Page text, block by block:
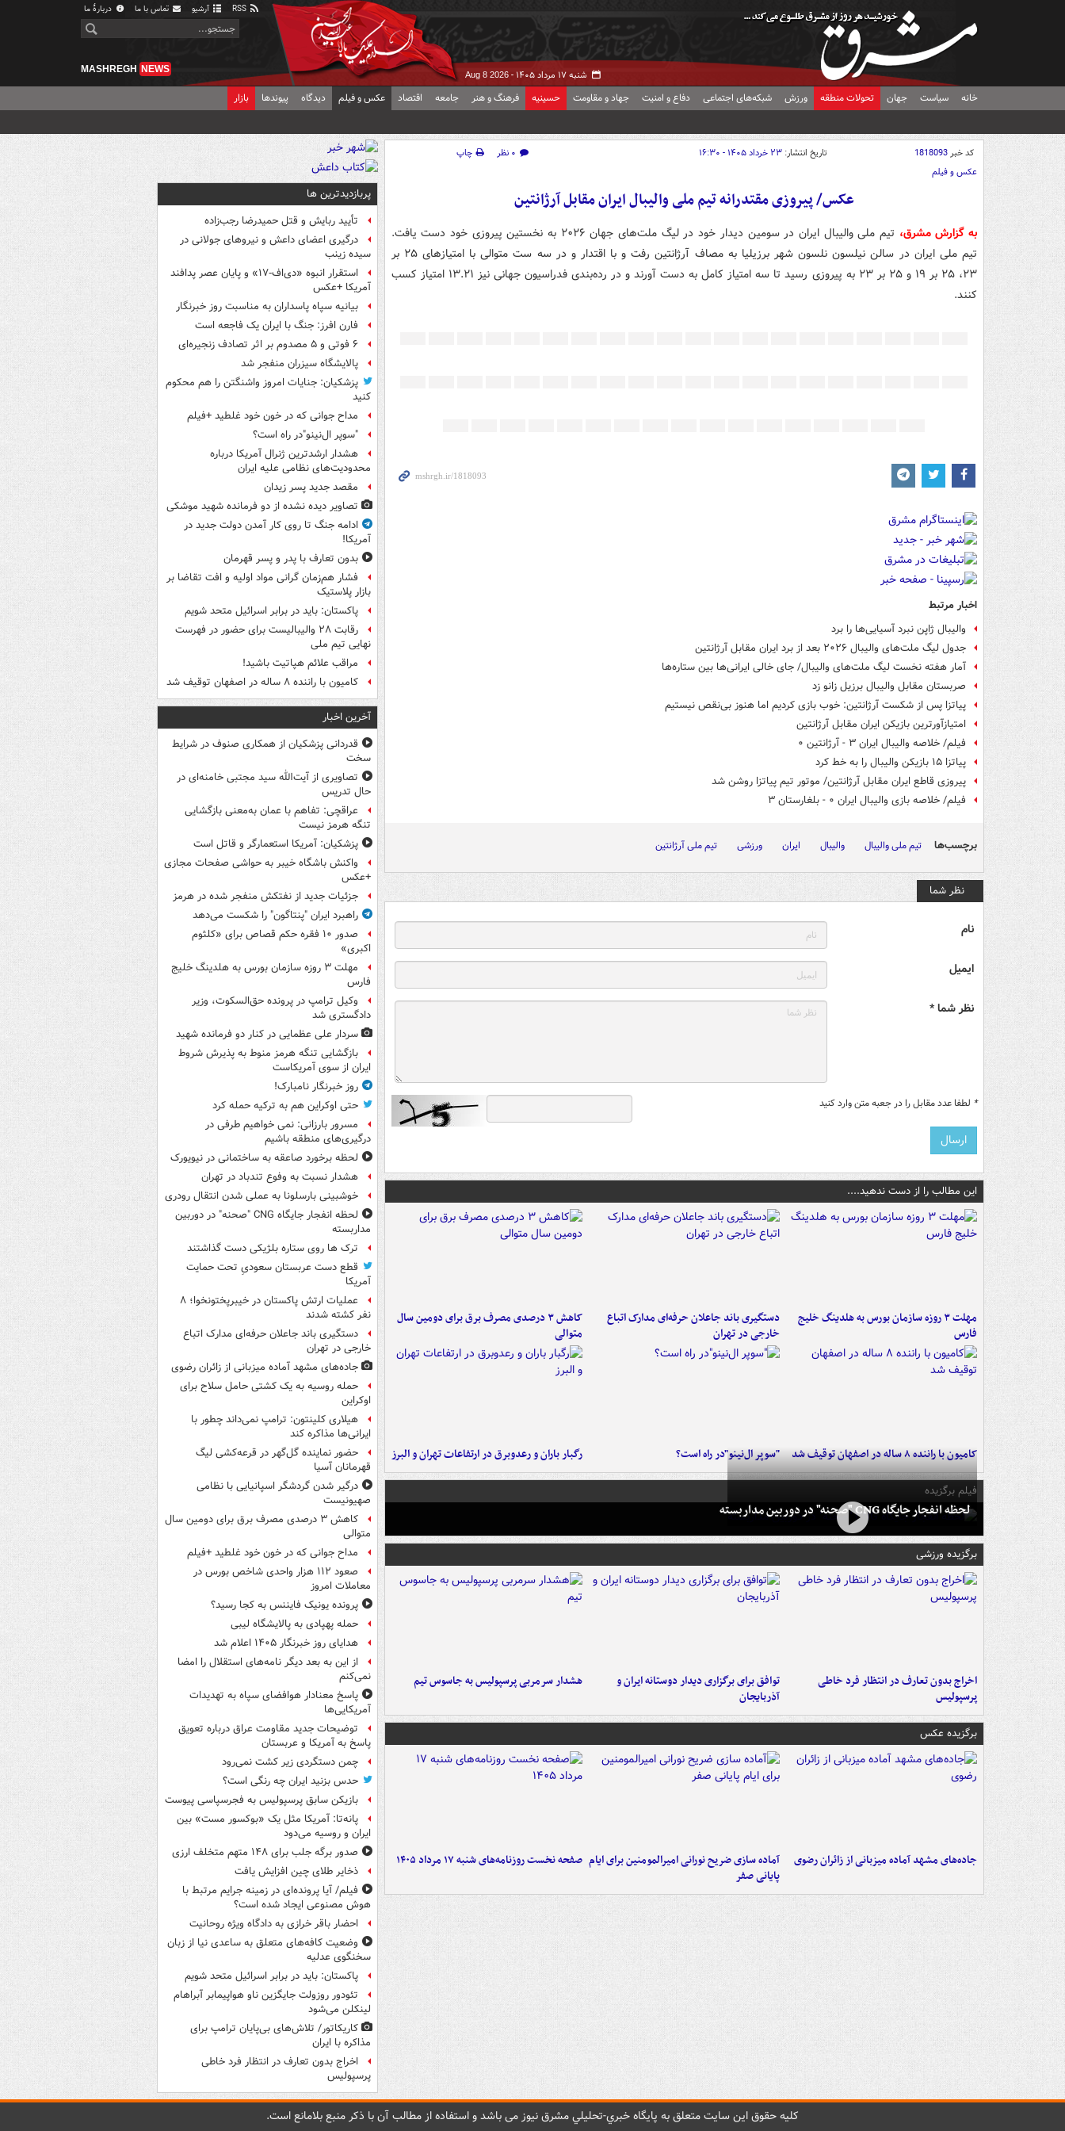
آرشیو تماس با ما دربارهٔ ما
شنبه ۱۷ مرداد ۱۴۰۵ - Aug 8 2026
MASHREGH NEWS
خانه سیاست جهان تحولات منطقه ورزش شبکه‌های اجتماعی دفاع و امنیت جهاد و مقاومت حسینیه فرهنگ و هنر جامعه اقتصاد عکس و فیلم دیدگاه پیوندها بازار
کد خبر1818093 تاریخ انتشار: ۲۳ خرداد ۱۴۰۵ - ۱۶:۳۰ ۰ نظر
چاپ
عکس و فیلم
عکس/ پیروزی مقتدرانه تیم ملی والیبال ایران مقابل آرژانتین
به گزارش مشرق،
تیم ملی والیبال ایران در سومین دیدار خود در لیگ ملت‌های جهان ۲۰۲۶ به نخستین پیروزی خود دست یافت.
تیم ملی ایران در سالن نیلسون نلسون شهر برزیلیا به مصاف آرژانتین رفت و با اقتدار و در سه ست متوالی با امتیازهای ۲۵ بر
۲۳، ۲۵ بر ۱۹ و ۲۵ بر ۲۳ به پیروزی رسید تا سه امتیاز کامل به دست آورند و در رده‌بندی فدراسیون جهانی نیز ۱۳.۲۱ امتیاز کسب
کنند.
اخبار مرتبط
والیبال ژاپن نبرد آسیایی‌ها را برد
جدول لیگ ملت‌های والیبال ۲۰۲۶ بعد از برد ایران مقابل آرژانتین
آمار هفته نخست لیگ ملت‌های والیبال/ جای خالی ایرانی‌ها بین ستاره‌ها
صربستان مقابل والیبال برزیل زانو زد
پیاتزا پس از شکست آرژانتین: خوب بازی کردیم اما هنوز بی‌نقص نیستیم
امتیازآورترین بازیکن ایران مقابل آرژانتین
فیلم/ خلاصه والیبال ایران ۳ - آرژانتین ۰
پیاتزا ۱۵ بازیکن والیبال را به خط کرد
پیروزی قاطع ایران مقابل آرژانتین/ موتور تیم پیاتزا روشن شد
فیلم/ خلاصه بازی والیبال ایران ۰ - بلغارستان ۳
برچسب‌ها تیم ملی والیبال والیبال ایران ورزشی تیم ملی آرژانتین
نظر شما
نام
ایمیل
نظر شما *
* لطفا عدد مقابل را در جعبه متن وارد کنید
این مطالب را از دست ندهید....
مهلت ۳ روزه سازمان بورس به هلدینگ خلیج
فارس
دستگیری باند جاعلان حرفه‌ای مدارک اتباع
خارجی در تهران
کاهش ۳ درصدی مصرف برق برای دومین سال
متوالی
کامیون با راننده ۸ ساله در اصفهان توقیف شد "سوپر ال‌نینو"در راه است؟ رگبار باران و رعدوبرق در ارتفاعات تهران و البرز
فیلم برگزیده
لحظه انفجار جایگاه CNG "صحنه" در دوربین مداربسته
برگزیده ورزشی
اخراج بدون تعارف در انتظار فرد خاطی
پرسپولیس
توافق برای برگزاری دیدار دوستانه ایران و
آذربایجان
هشدار سرمربی پرسپولیس به جاسوس تیم
برگزیده عکس
جاده‌های مشهد آماده میزبانی از زائران رضوی
آماده سازی ضریح نورانی امیرالمومنین برای ایام
پایانی صفر
صفحه نخست روزنامه‌های شنبه ۱۷ مرداد ۱۴۰۵
پربازدیدترین ها
تأیید ربایش و قتل حمیدرضا رجب‌زاده
درگیری اعضای داعش و نیروهای جولانی در
سیده زینب
استقرار انبوه «دی‌اف‑۱۷» و پایان عصر پدافند
آمریکا +عکس
بیانیه سپاه پاسداران به مناسبت روز خبرنگار
فارن افرز: جنگ با ایران یک فاجعه است
۶ فوتی و ۵ مصدوم بر اثر تصادف زنجیره‌ای
پالایشگاه سیزران منفجر شد
پزشکیان: جنایات امروز واشنگتن را هم محکوم
کنید
مداح جوانی که در خون خود غلطید +فیلم
"سوپر ال‌نینو"در راه است؟
هشدار ارشدترین ژنرال آمریکا درباره
محدودیت‌های نظامی علیه ایران
مقصد جدید پسر زیدان
تصاویر دیده‌ نشده از دو فرمانده شهید موشکی
ادامه جنگ تا روی کار آمدن دولت جدید در
آمریکا!
بدون تعارف با پدر و پسر قهرمان
فشار هم‌زمان گرانی مواد اولیه و افت تقاضا بر
بازار پلاستیک
پاکستان: باید در برابر اسرائیل متحد شویم
رقابت ۲۸ والیبالیست برای حضور در فهرست
نهایی تیم ملی
مراقب علائم هپاتیت باشید!
کامیون با راننده ۸ ساله در اصفهان توقیف شد
آخرین اخبار
قدردانی پزشکیان از همکاری صنوف در شرایط
سخت
تصاویری از آیت‌الله سید مجتبی خامنه‌ای در
حال تدریس
عراقچی: تفاهم با عمان به‌معنی بازگشایی
تنگه هرمز نیست
پزشکیان: آمریکا استعمارگر و قاتل است
واکنش باشگاه خیبر به حواشی صفحات مجازی
+عکس
جزئیات جدید از نفتکش منفجر شده در هرمز
راهبرد ایران "پنتاگون" را شکست می‌دهد
صدور ۱۰ فقره حکم قصاص برای «کلثوم
اکبری»
مهلت ۳ روزه سازمان بورس به هلدینگ خلیج
فارس
وکیل ترامپ در پرونده حق‌السکوت، وزیر
دادگستری شد
سردار علی عظمایی در کنار دو فرمانده شهید
بازگشایی تنگه هرمز منوط به پذیرش شروط
ایران از سوی آمریکاست
روز خبرنگار نامبارک!
حتی اوکراین هم به ترکیه حمله کرد
مسرور بارزانی: نمی خواهیم طرفی در
درگیری‌های منطقه باشیم
لحظه برخورد صاعقه به ساختمانی در نیویورک
هشدار نسبت به وفوع تندباد در تهران
خوشبینی بارسلونا به عملی شدن انتقال رودری
لحظه انفجار جایگاه CNG "صحنه" در دوربین
مداربسته
ترک ها روی ستاره بلژیکی دست گذاشتند
قطع دست عربستان سعودیِ تحت حمایت
آمریکا
عملیات ارتش پاکستان در خیبرپختونخوا؛ ۸
نفر کشته شدند
دستگیری باند جاعلان حرفه‌ای مدارک اتباع
خارجی در تهران
جاده‌های مشهد آماده میزبانی از زائران رضوی
حمله روسیه به یک کشتی حامل سلاح برای
اوکراین
هیلاری کلینتون: ترامپ نمی‌داند چطور با
ایرانی‌ها مذاکره کند
حضور نماینده گل‌گهر در قرعه‌کشی لیگ
قهرمانان آسیا
درگیر شدن گردشگر اسپانیایی با نظامی
صهیونیست
کاهش ۳ درصدی مصرف برق برای دومین سال
متوالی
مداح جوانی که در خون خود غلطید +فیلم
صعود ۱۱۲ هزار واحدی شاخص بورس در
معاملات امروز
پرونده یونیک فایننس به کجا رسید؟
حمله پهپادی به پالایشگاه لیبی
هدایای روز خبرنگار ۱۴۰۵ اعلام شد
از این به بعد دیگر نامه‌های استقلال را امضا
نمی‌کنم
پاسخ معنادار هوافضای سپاه به تهدیدات
آمریکایی‌ها
توضیحات جدید مقاومت عراق درباره تعویق
پاسخ به آمریکا و عربستان
چمن دستگردی زیر کشت نمی‌رود
حدس بزنید ایران چه رنگی است؟
بازیکن سابق پرسپولیس به فجرسپاسی پیوست
پانه‌تا: آمریکا مثل یک «بوکسور مست» بین
ایران و روسیه می‌دود
صدور برگه جلب برای ۱۴۸ متهم متخلف ارزی
ذخایر طلای چین افزایش یافت
فیلم/ آیا پرونده‌ای در زمینه جرایم مرتبط با
هوش مصنوعی ایجاد شده است؟
احضار باقر خرازی به دادگاه ویژه روحانیت
وضعیت کافه‌های متعلق به ساعدی نیا از زبان
سخنگوی عدلیه
پاکستان: باید در برابر اسرائیل متحد شویم
تئودور روزولت جایگزین ناو هواپیمابر آبراهام
لینکلن می‌شود
کاریکاتور/ تلاش‌های بی‌پایان ترامپ برای
مذاکره با ایران
اخراج بدون تعارف در انتظار فرد خاطی
پرسپولیس
کليه حقوق اين سايت متعلق به پایگاه خبري-تحليلي مشرق نيوز می باشد و استفاده از مطالب آن با ذکر منبع بلامانع است.